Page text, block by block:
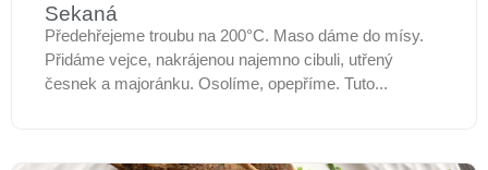
Sekaná
Předehřejeme troubu na 200°C. Maso dáme do mísy.
Přidáme vejce, nakrájenou najemno cibuli, utřený
česnek a majoránku. Osolíme, opepříme. Tuto...